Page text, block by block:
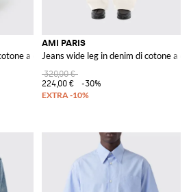
a cinque tasche con vita media
AMI PARIS
Jeans wide leg in denim di cotone a
320,00 €
224,00 €
-30%